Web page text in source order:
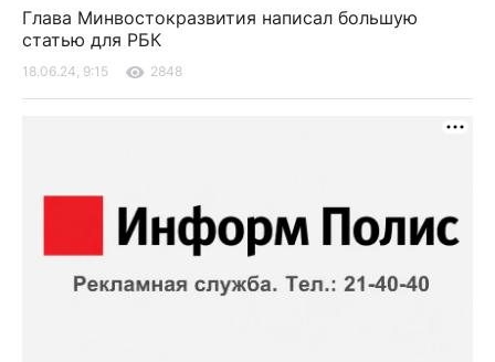
Глава Минвостокразвития написал большую
статью для РБК
18.06.24, 9:15 2848